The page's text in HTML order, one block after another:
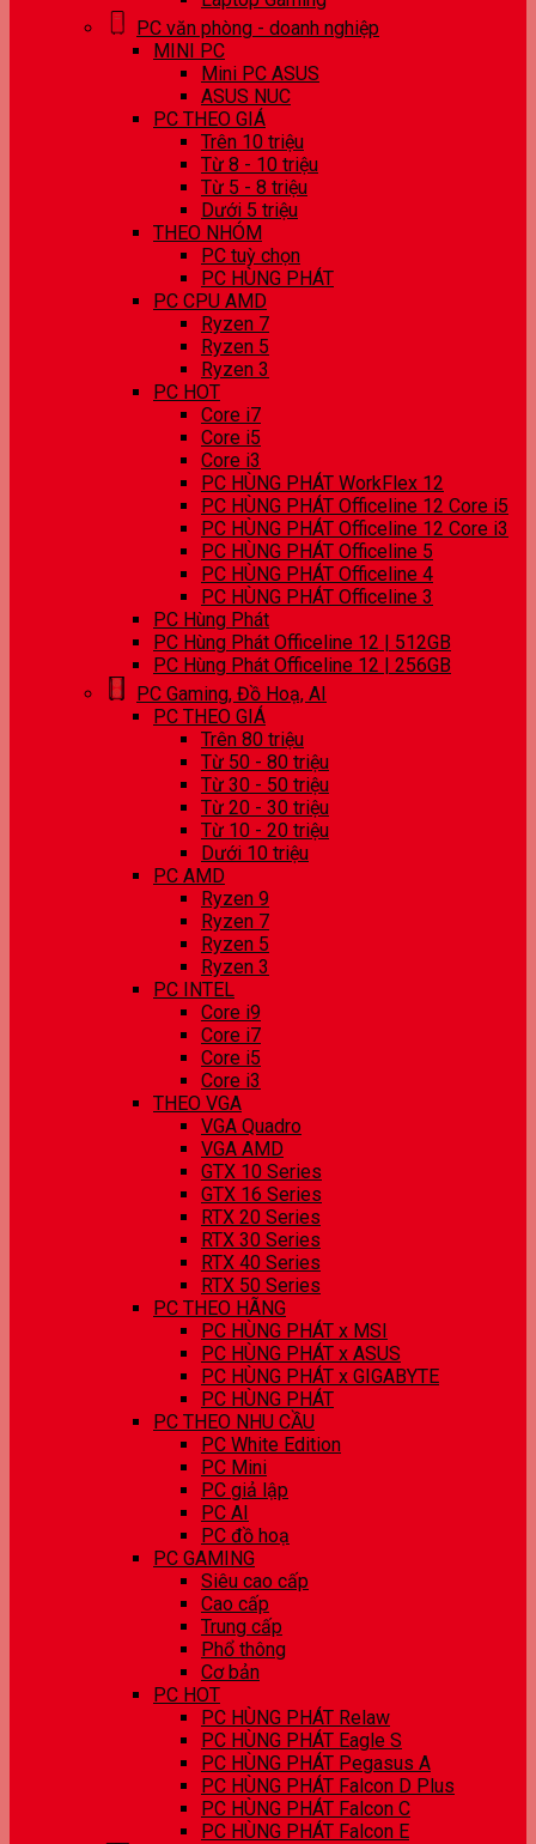
PC văn phòng - doanh nghiệp
MINI PC
Mini PC ASUS
ASUS NUC
PC THEO GIÁ
Trên 10 triệu
Từ 8 - 10 triệu
Từ 5 - 8 triệu
Dưới 5 triệu
THEO NHÓM
PC tuỳ chọn
PC HÙNG PHÁT
PC CPU AMD
Ryzen 7
Ryzen 5
Ryzen 3
PC HOT
Core i7
Core i5
Core i3
PC HÙNG PHÁT WorkFlex 12
PC HÙNG PHÁT Officeline 12 Core i5
PC HÙNG PHÁT Officeline 12 Core i3
PC HÙNG PHÁT Officeline 5
PC HÙNG PHÁT Officeline 4
PC HÙNG PHÁT Officeline 3
PC Hùng Phát
PC Hùng Phát Officeline 12 | 512GB
PC Hùng Phát Officeline 12 | 256GB
PC Gaming, Đồ Hoạ, AI
PC THEO GIÁ
Trên 80 triệu
Từ 50 - 80 triệu
Từ 30 - 50 triệu
Từ 20 - 30 triệu
Từ 10 - 20 triệu
Dưới 10 triệu
PC AMD
Ryzen 9
Ryzen 7
Ryzen 5
Ryzen 3
PC INTEL
Core i9
Core i7
Core i5
Core i3
THEO VGA
VGA Quadro
VGA AMD
GTX 10 Series
GTX 16 Series
RTX 20 Series
RTX 30 Series
RTX 40 Series
RTX 50 Series
PC THEO HÃNG
PC HÙNG PHÁT x MSI
PC HÙNG PHÁT x ASUS
PC HÙNG PHÁT x GIGABYTE
PC HÙNG PHÁT
PC THEO NHU CẦU
PC White Edition
PC Mini
PC giả lập
PC AI
PC đồ hoạ
PC GAMING
Siêu cao cấp
Cao cấp
Trung cấp
Phổ thông
Cơ bản
PC HOT
PC HÙNG PHÁT Relaw
PC HÙNG PHÁT Eagle S
PC HÙNG PHÁT Pegasus A
PC HÙNG PHÁT Falcon D Plus
PC HÙNG PHÁT Falcon C
PC HÙNG PHÁT Falcon E